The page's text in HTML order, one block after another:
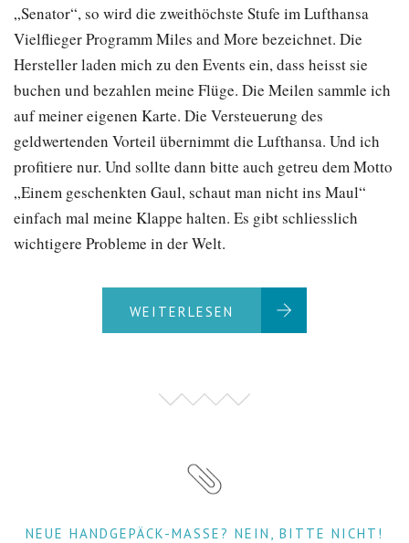
„Senator“, so wird die zweithöchste Stufe im Lufthansa
Vielflieger Programm Miles and More bezeichnet. Die
Hersteller laden mich zu den Events ein, dass heisst sie
buchen und bezahlen meine Flüge. Die Meilen sammle ich
auf meiner eigenen Karte. Die Versteuerung des
geldwertenden Vorteil übernimmt die Lufthansa. Und ich
profitiere nur. Und sollte dann bitte auch getreu dem Motto
„Einem geschenkten Gaul, schaut man nicht ins Maul“
einfach mal meine Klappe halten. Es gibt schliesslich
wichtigere Probleme in der Welt.
WEITERLESEN
NEUE HANDGEPÄCK-MASSE? NEIN, BITTE NICHT!